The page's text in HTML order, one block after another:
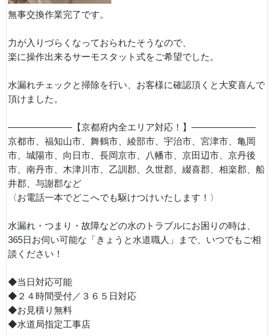
無事交換作業完了です。
力が入りづらくなっておられたそうなので、
楽に操作出来るサーモスタット式をご希望でした。
水漏れチェックと掃除を行い、お客様に確認頂くと大変喜んで
頂けました。
———————【京都府内全エリア対応！】———————
京都市、福知山市、舞鶴市、綾部市、宇治市、宮津市、亀岡
市、城陽市、向日市、長岡京市、八幡市、京田辺市、京丹後
市、南丹市、木津川市、乙訓郡、久世郡、綴喜郡、相楽郡、船
井郡、与謝郡など
〈お電話一本でどこへでも駆けつけいたします！〉
水漏れ・つまり・故障などの水のトラブルにお困りの時は、
365日お伺い可能な「きょうと水道職人」まで、いつでもご相
談ください！
◆当日対応可能
◆２４時間受付／３６５日対応
◆お見積り無料
◆水道局指定工事店